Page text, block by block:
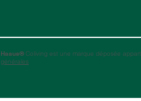
Haaus®Coliving est une marque déposée
générales